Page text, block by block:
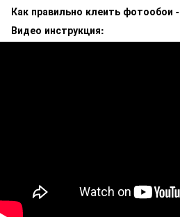
Как правильно клеить фотообои -
Видео инструкция: